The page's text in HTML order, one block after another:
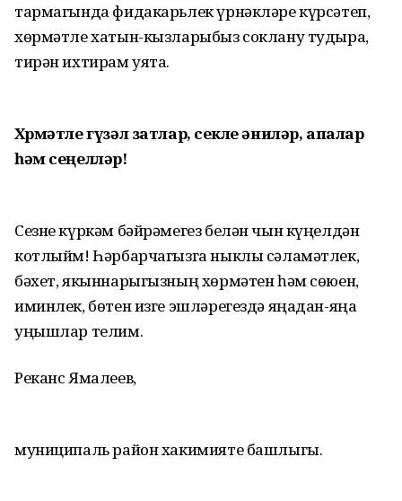
тармагында фидакарьлек үрнәкләре күрсәтеп,
хөрмәтле хатын-кызларыбыз соклану тудыра,
тирән ихтирам уята.
Хөрмәтле гүзәл затлар, сөекле әниләр, апалар
һәм сеңелләр!
Сезне күркәм бәйрәмегез белән чын күңелдән
котлыйм! Һәрбарчагызга ныклы сәламәтлек,
бәхет, якыннарыгызның хөрмәтен һәм сөюен,
иминлек, бөтен изге эшләрегездә яңадан-яңа
уңышлар телим.
Реканс Ямалеев,
муниципаль район хакимияте башлыгы.